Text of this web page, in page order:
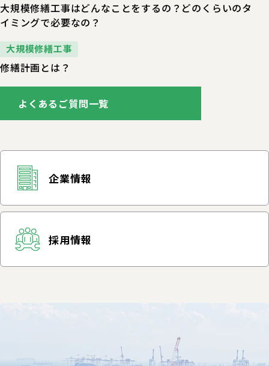
大規模修繕工事はどんなことをするの？どのくらいのタ
イミングで必要なの？
大規模修繕工事
修繕計画とは？
よくあるご質問一覧
企業情報
採用情報